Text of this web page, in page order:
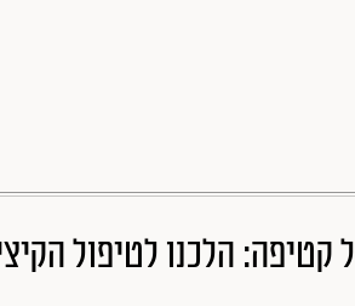
קטיפה: הלכנו לטיפול